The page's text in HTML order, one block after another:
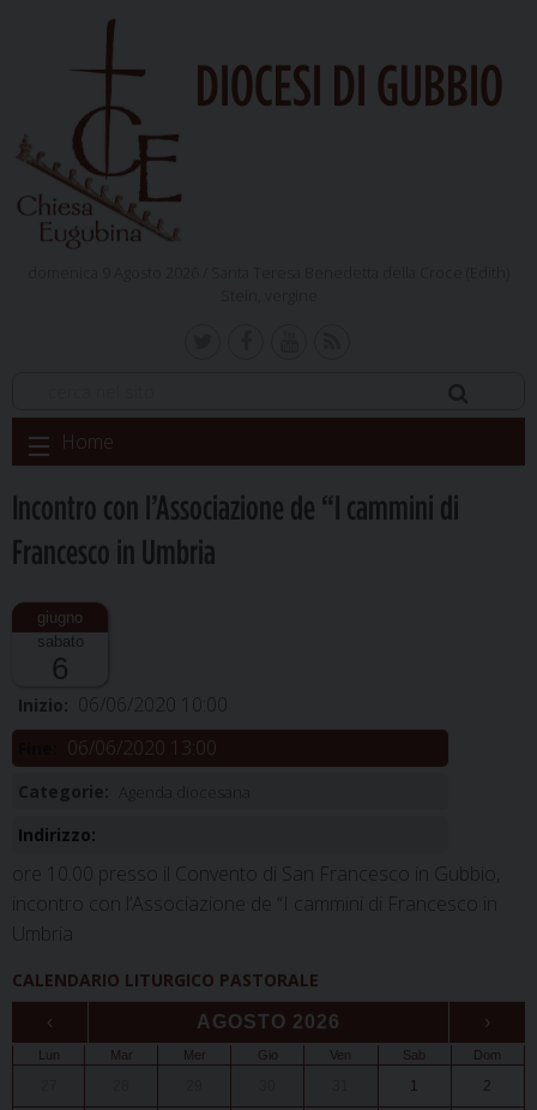
DIOCESI DI GUBBIO
Skip
to
Home
Incontro con l’Associazione de “I cammini di
Francesco in Umbria
sabato
6
Inizio: 06/06/2020 10:00
06/06/2020 13:00
Categorie:
Indirizzo:
ore 10.00 presso il Convento di San Francesco in Gubbio,
incontro con l’Associazione de “I cammini di Francesco in
Umbria
CALENDARIO LITURGICO PASTORALE
‹ AGOSTO 2026 ›
Lun Mar Mer Gio Ven Sab Dom
1 2